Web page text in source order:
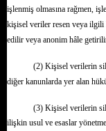
işlenmiş olmasına rağmen,
kişisel veriler resen veya
edilir veya anonim hâle
(2) Kişisel verilerin
diğer kanunlarda yer alan
(3) Kişisel verilerin
ilişkin usul ve esaslar